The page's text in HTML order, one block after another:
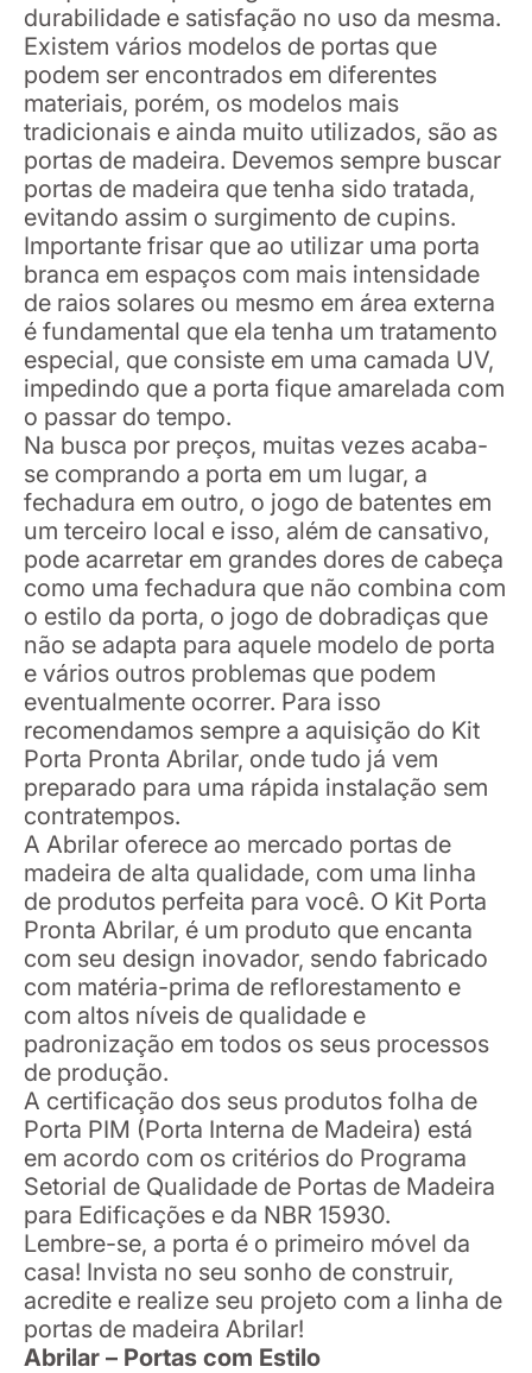
durabilidade e satisfação no uso da mesma.
Existem vários modelos de portas que
podem ser encontrados em diferentes
materiais, porém, os modelos mais
tradicionais e ainda muito utilizados, são as
portas de madeira. Devemos sempre buscar
portas de madeira que tenha sido tratada,
evitando assim o surgimento de cupins.
Importante frisar que ao utilizar uma porta
branca em espaços com mais intensidade
de raios solares ou mesmo em área externa
é fundamental que ela tenha um tratamento
especial, que consiste em uma camada UV,
impedindo que a porta fique amarelada com
o passar do tempo.
Na busca por preços, muitas vezes acaba-
se comprando a porta em um lugar, a
fechadura em outro, o jogo de batentes em
um terceiro local e isso, além de cansativo,
pode acarretar em grandes dores de cabeça
como uma fechadura que não combina com
o estilo da porta, o jogo de dobradiças que
não se adapta para aquele modelo de porta
e vários outros problemas que podem
eventualmente ocorrer. Para isso
recomendamos sempre a aquisição do Kit
Porta Pronta Abrilar, onde tudo já vem
preparado para uma rápida instalação sem
contratempos.
A Abrilar oferece ao mercado portas de
madeira de alta qualidade, com uma linha
de produtos perfeita para você. O Kit Porta
Pronta Abrilar, é um produto que encanta
com seu design inovador, sendo fabricado
com matéria-prima de reflorestamento e
com altos níveis de qualidade e
padronização em todos os seus processos
de produção.
A certificação dos seus produtos folha de
Porta PIM (Porta Interna de Madeira) está
em acordo com os critérios do Programa
Setorial de Qualidade de Portas de Madeira
para Edificações e da NBR 15930.
Lembre-se, a porta é o primeiro móvel da
casa! Invista no seu sonho de construir,
acredite e realize seu projeto com a linha de
portas de madeira Abrilar!
Abrilar – Portas com Estilo